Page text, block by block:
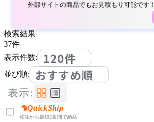
外部サイトの商品でもお見積もり可能です！
検索結果
37件
表示件数:
120件
並び順: おすすめ順
表示:
QuickShip
発注から最短2週間で納品